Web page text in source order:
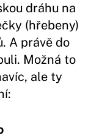
dráhu na
(hřebeny)
A právě do
Možná to
ale ty